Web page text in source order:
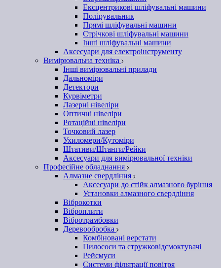
Ексцентрикові шліфувальні машини
Полірувальник
Прямі шліфувальні машини
Стрічкові шліфувальні машини
Інші шліфувальні машини
Аксесуари для електроінструменту
Вимірювальна техніка
Інші вимірювальні прилади
Дальноміри
Детектори
Курвіметри
Лазерні нівеліри
Оптичні нівеліри
Ротаційні нівеліри
Точковий лазер
Ухиломери/Кутоміри
Штативи/Штанги/Рейки
Аксесуари для вимірювальної техніки
Професійне обладнання
Алмазне свердління
Аксесуари до стійк алмазного буріння
Установки алмазного свердління
Віброкотки
Віброплити
Вібротрамбовки
Деревообробка
Комбіновані верстати
Пилососи та стружковідсмоктувачі
Рейсмуси
Системи фільтрації повітря